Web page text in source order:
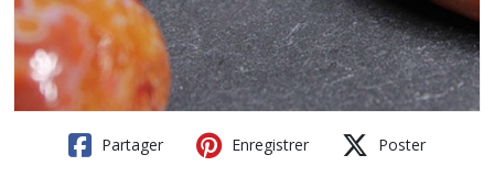
Partager Enregistrer Poster